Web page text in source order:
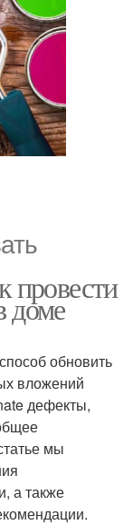
провести
доме
обновить
вложений
дефекты,
мы
а также